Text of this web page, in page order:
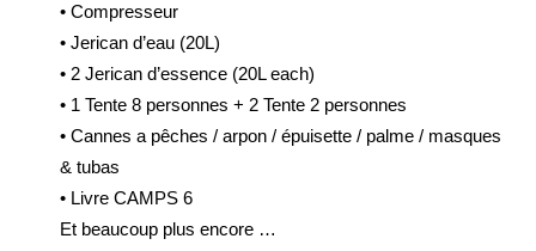
• Compresseur
• Jerican d’eau (20L)
• 2 Jerican d’essence (20L each)
• 1 Tente 8 personnes + 2 Tente 2 personnes
• Cannes a pêches / arpon / épuisette / palme / masques
& tubas
• Livre CAMPS 6
Et beaucoup plus encore …